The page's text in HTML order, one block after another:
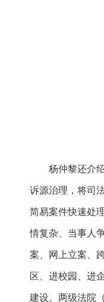
杨仲黎还介绍
诉源治理，将司
简易案件快速处
情复杂、当事人
案、网上立案、
区、进校园、进
建设。两级法院